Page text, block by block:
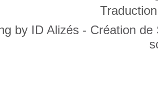
by ID Alizés - Création